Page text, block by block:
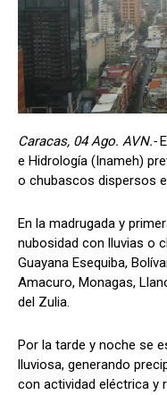
Caracas, 04 Ago. AVN.-
e Hidrología (Inameh)
o chubascos dispersos
En la madrugada y
nubosidad con lluvias o
Guayana Esequiba,
Amacuro, Monagas,
del Zulia.
Por la tarde y noche se
lluviosa, generando
con actividad eléctrica y